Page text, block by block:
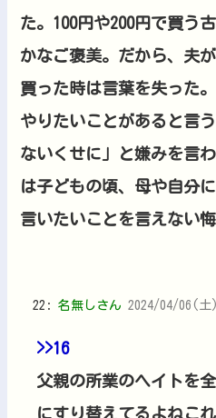
た。100円や200円で買う
かなご褒美。だから、夫
買った時は言葉を失った。
やりたいことがあると言
ないくせに」と嫌みを言
は子どもの頃、母や自分
言いたいことを言えない
22: 名無しさん 2024/04/06(土
>>16
父親の所業のヘイトを
にすり替えてるよねこれ